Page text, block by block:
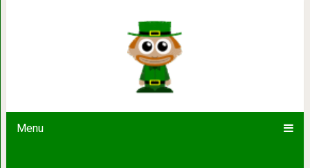
Menu
10 самых невероятных